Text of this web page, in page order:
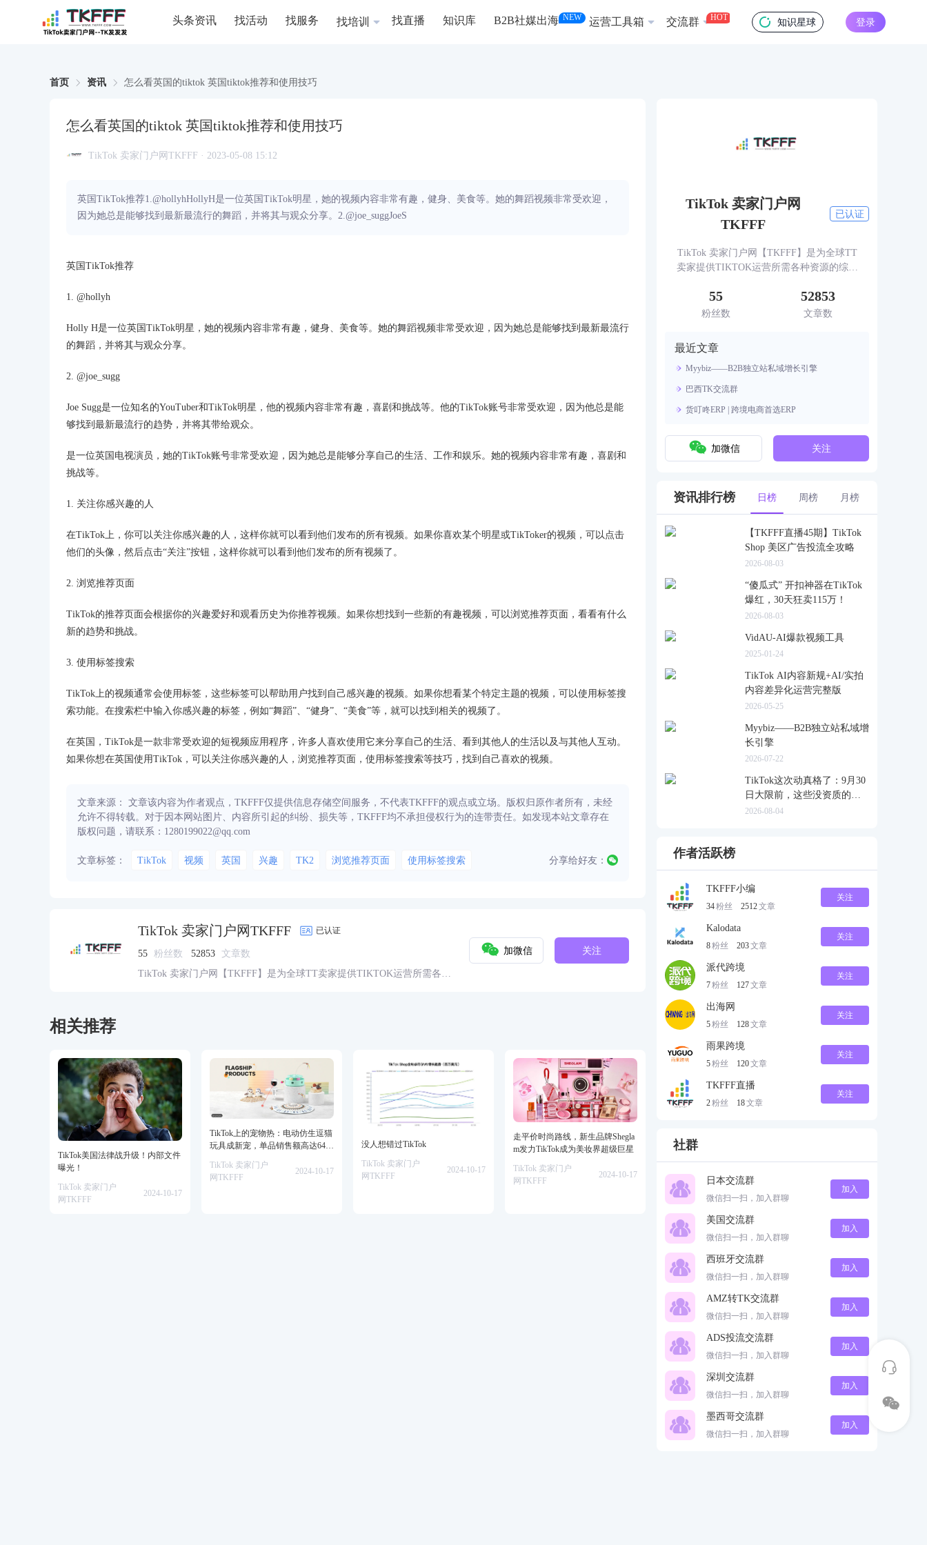
头条资讯 找活动 找服务 找培训 找直播 知识库 B2B社媒出海 NEW 运营工具箱 交流群 HOT 知识星球 登录
首页 资讯 怎么看英国的tiktok 英国tiktok推荐和使用技巧
怎么看英国的tiktok 英国tiktok推荐和使用技巧
TikTok 卖家门户网TKFFF · 2023-05-08 15:12
英国TikTok推荐1.@hollyhHollyH是一位英国TikTok明星，她的视频内容非常有趣，健身、美食等。她的舞蹈视频非常受欢迎，
因为她总是能够找到最新最流行的舞蹈，并将其与观众分享。2.@joe_suggJoeS
英国TikTok推荐
1. @hollyh
Holly H是一位英国TikTok明星，她的视频内容非常有趣，健身、美食等。她的舞蹈视频非常受欢迎，因为她总是能够找到最新最流行
的舞蹈，并将其与观众分享。
2. @joe_sugg
Joe Sugg是一位知名的YouTuber和TikTok明星，他的视频内容非常有趣，喜剧和挑战等。他的TikTok账号非常受欢迎，因为他总是能
够找到最新最流行的趋势，并将其带给观众。
是一位英国电视演员，她的TikTok账号非常受欢迎，因为她总是能够分享自己的生活、工作和娱乐。她的视频内容非常有趣，喜剧和
挑战等。
1. 关注你感兴趣的人
在TikTok上，你可以关注你感兴趣的人，这样你就可以看到他们发布的所有视频。如果你喜欢某个明星或TikToker的视频，可以点击
他们的头像，然后点击“关注”按钮，这样你就可以看到他们发布的所有视频了。
2. 浏览推荐页面
TikTok的推荐页面会根据你的兴趣爱好和观看历史为你推荐视频。如果你想找到一些新的有趣视频，可以浏览推荐页面，看看有什么
新的趋势和挑战。
3. 使用标签搜索
TikTok上的视频通常会使用标签，这些标签可以帮助用户找到自己感兴趣的视频。如果你想看某个特定主题的视频，可以使用标签搜
索功能。在搜索栏中输入你感兴趣的标签，例如“舞蹈”、“健身”、“美食”等，就可以找到相关的视频了。
在英国，TikTok是一款非常受欢迎的短视频应用程序，许多人喜欢使用它来分享自己的生活、看到其他人的生活以及与其他人互动。
如果你想在英国使用TikTok，可以关注你感兴趣的人，浏览推荐页面，使用标签搜索等技巧，找到自己喜欢的视频。
文章来源： 文章该内容为作者观点，TKFFF仅提供信息存储空间服务，不代表TKFFF的观点或立场。版权归原作者所有，未经
允许不得转载。对于因本网站图片、内容所引起的纠纷、损失等，TKFFF均不承担侵权行为的连带责任。如发现本站文章存在
版权问题，请联系：1280199022@qq.com
文章标签： TikTok 视频 英国 兴趣 TK2 浏览推荐页面 使用标签搜索 分享给好友：
TikTok 卖家门户网TKFFF 已认证
55 粉丝数 52853
文章数
TikTok 卖家门户网【TKFFF】是为全球TT卖家提供TIKTOK运营所需各种
加微信 关注
相关推荐
TikTok美国法律战升级！内部文件
曝光！
TikTok 卖家门户
网TKFFF
2024-10-17
TikTok上的宠物热：电动仿生逗猫
玩具成新宠，单品销售额高达64万
TikTok 卖家门户
网TKFFF
2024-10-17
没人想错过TikTok
TikTok 卖家门户
网TKFFF
2024-10-17
走平价时尚路线，新生品牌Shegla
m发力TikTok成为美妆界超级巨星
TikTok 卖家门户
网TKFFF
2024-10-17
TikTok 卖家门户网
TKFFF
已认证
TikTok 卖家门户网【TKFFF】是为全球TT
卖家提供TIKTOK运营所需各种资源的综合
坛、社群、活动、人脉、货盘、教学等必备
55
粉丝数
52853
文章数
最近文章
Myybiz——B2B独立站私域增长引擎
巴西TK交流群
货叮咚ERP | 跨境电商首选ERP
加微信 关注
资讯排行榜 日榜 周榜 月榜
【TKFFF直播45期】TikTok
Shop 美区广告投流全攻略
2026-08-03
“傻瓜式” 开扣神器在TikTok
爆红，30天狂卖115万！
2026-08-03
VidAU-AI爆款视频工具
2025-01-24
TikTok AI内容新规+AI/实拍
内容差异化运营完整版
2026-05-25
Myybiz——B2B独立站私域增
长引擎
2026-07-22
TikTok这次动真格了：9月30
日大限前，这些没资质的货
一律清退
2026-08-04
作者活跃榜
TKFFF小编
34粉丝 2512文章
关注
Kalodata
8粉丝 203文章
关注
派代跨境
7粉丝 127文章
关注
出海网
5粉丝 128文章
关注
雨果跨境
5粉丝 120文章
关注
TKFFF直播
2粉丝 18文章
关注
社群
日本交流群
微信扫一扫，加入群聊
加入
美国交流群
微信扫一扫，加入群聊
加入
西班牙交流群
微信扫一扫，加入群聊
加入
AMZ转TK交流群
微信扫一扫，加入群聊
加入
ADS投流交流群
微信扫一扫，加入群聊
加入
深圳交流群
微信扫一扫，加入群聊
加入
墨西哥交流群
微信扫一扫，加入群聊
加入